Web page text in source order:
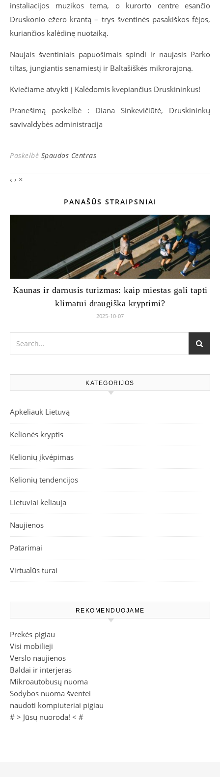
instaliacijos muzikos tema, o kurorto centre esančio
Druskonio ežero krantą – trys šventinės pasakiškos fėjos,
kuriančios kalėdinę nuotaiką.
Naujais šventiniais papuošimais spindi ir naujasis Parko
tiltas, jungiantis senamiestį ir Baltašiškės mikrorajoną.
Kviečiame atvykti į Kalėdomis kvepiančius Druskininkus!
Pranešimą paskelbė : Diana Sinkevičiūtė, Druskininkų
savivaldybės administracija
Paskelbė Spaudos Centras
‹ › ×
PANAŠŪS STRAIPSNIAI
Kaunas ir darnusis turizmas: kaip miestas gali tapti
klimatui draugiška kryptimi?
2025-10-07
KATEGORIJOS
Apkeliauk Lietuvą
Kelionės kryptis
Kelionių įkvėpimas
Kelionių tendencijos
Lietuviai keliauja
Naujienos
Patarimai
Virtualūs turai
REKOMENDUOJAME
Prekės pigiau
Visi mobilieji
Verslo naujienos
Baldai ir interjeras
Mikroautobusų nuoma
Sodybos nuoma šventei
naudoti kompiuteriai pigiau
# > Jūsų nuoroda! < #